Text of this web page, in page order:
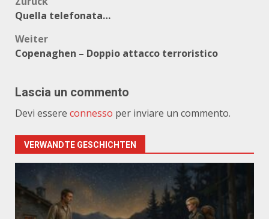
Beitragsnavigation
Quella telefonata…
Weiter
Copenaghen – Doppio attacco terroristico
Lascia un commento
Devi essere connesso per inviare un commento.
VERWANDTE GESCHICHTEN